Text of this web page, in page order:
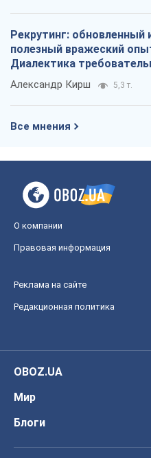
Рекрутинг: обновленный
полезный вражеский
Диалектика
Александр Кирш 5,3 т.
Все мнения
О компании
Правовая информация
Реклама на сайте
Редакционная политика
OBOZ.UA
Мир
Блоги